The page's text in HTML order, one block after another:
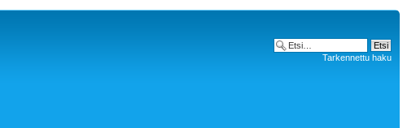
Tarkennettu haku